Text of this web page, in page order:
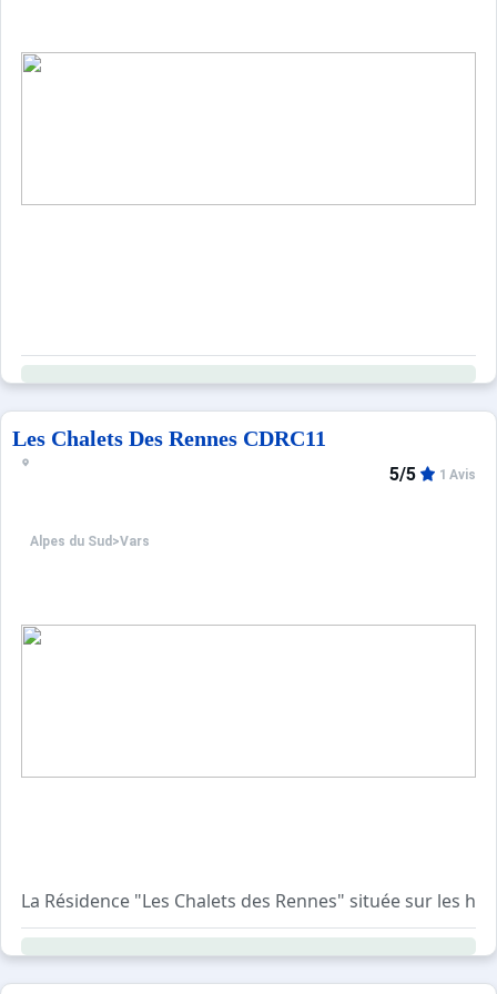
Imaginez votre séjour dans cet appartement de
Les Chalets Des Rennes CDRC11
Alpes du Sud >Vars
5/5 1 Avis
La Résidence "Les Chalets des Rennes" située sur les
Ce sont des appartements chaleureux de 2 à 8
Le + de cette résidence est son espace bien être